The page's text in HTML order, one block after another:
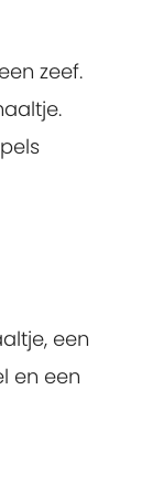
zeef.
een
en een